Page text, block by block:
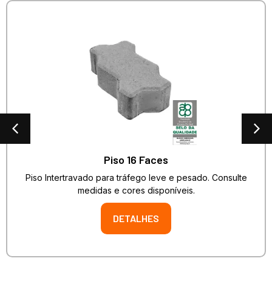
Piso 16 Faces
Piso Intertravado para tráfego leve e pesado. Consulte
medidas e cores disponíveis.
DETALHES